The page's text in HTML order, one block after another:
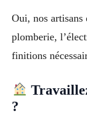
Oui, nos artisans
plomberie,
finitions
?